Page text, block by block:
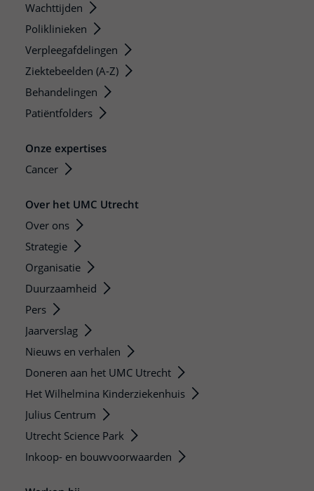
Wachttijden
Poliklinieken
Verpleegafdelingen
Ziektebeelden (A-Z)
Behandelingen
Patiëntfolders
Onze expertises
Cancer
Over het UMC Utrecht
Over ons
Strategie
Organisatie
Duurzaamheid
Pers
Jaarverslag
Nieuws en verhalen
Doneren aan het UMC Utrecht
Het Wilhelmina Kinderziekenhuis
Julius Centrum
Utrecht Science Park
Inkoop- en bouwvoorwaarden